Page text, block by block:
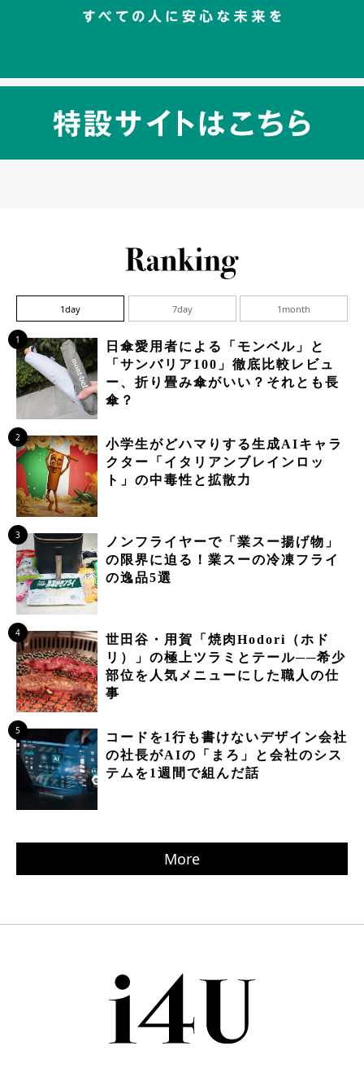
1day 7day 1month
1
日傘愛用者による「モンベル」と
「サンバリア100」徹底比較レビュ
ー、折り畳み傘がいい？それとも長
傘？
2
小学生がどハマりする生成AIキャラ
クター「イタリアンブレインロッ
ト」の中毒性と拡散力
3
ノンフライヤーで「業スー揚げ物」
の限界に迫る！業スーの冷凍フライ
の逸品5選
4
世田谷・用賀「焼肉Hodori（ホド
リ）」の極上ツラミとテール──希少
部位を人気メニューにした職人の仕
事
5
コードを1行も書けないデザイン会社
の社長がAIの「まろ」と会社のシス
テムを1週間で組んだ話
More